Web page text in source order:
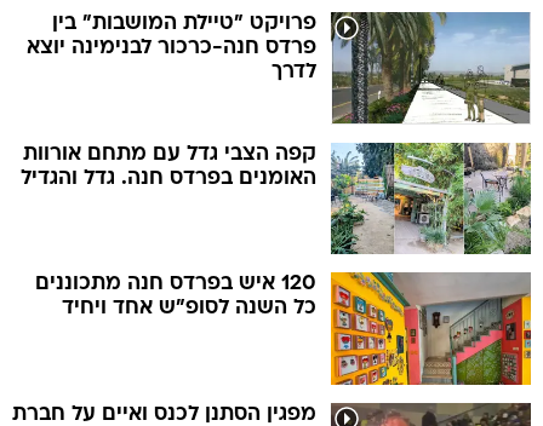
פרויקט "טיילת המושבות" בין
פרדס חנה-כרכור לבנימינה יוצא
לדרך
קפה הצבי גדל עם מתחם אורוות
האומנים בפרדס חנה. גדל והגדיל
120 איש בפרדס חנה מתכוננים
כל השנה לסופ"ש אחד ויחיד
מפגין הסתנן לכנס ואיים על חברת